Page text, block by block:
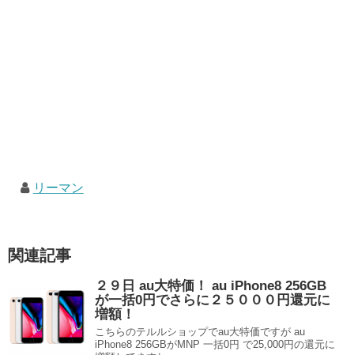
リーマン
関連記事
２９日 au大特価！ au iPhone8 256GB
が一括0円でさらに２５０００円還元に
増額！
こちらのテルルショップでau大特価ですが au
iPhone8 256GBがMNP 一括0円 で25,000円の還元に